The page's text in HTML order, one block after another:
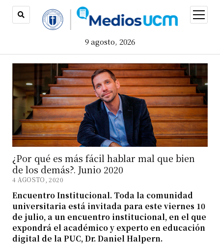
9 agosto, 2026
open
menu
¿Por qué es más fácil hablar mal que bien
de los demás?. Junio 2020
4 AGOSTO, 2020
Encuentro Institucional. Toda la comunidad
universitaria está invitada para este viernes 10
de julio, a un encuentro institucional, en el que
expondrá el académico y experto en educación
digital de la PUC, Dr. Daniel Halpern.